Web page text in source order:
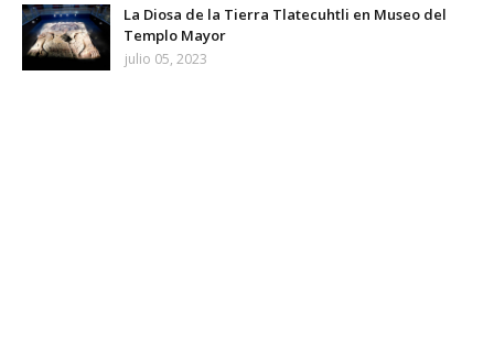
La Diosa de la Tierra Tlatecuhtli en Museo del
Templo Mayor
julio 05, 2023